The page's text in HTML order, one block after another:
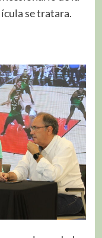
se tratara.